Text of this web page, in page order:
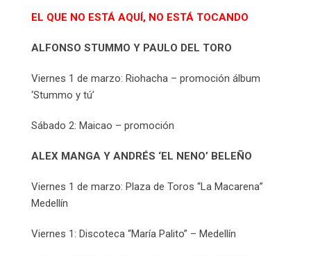
EL QUE NO ESTÁ AQUÍ, NO ESTÁ TOCANDO
ALFONSO STUMMO Y PAULO DEL TORO
Viernes 1 de marzo: Riohacha – promoción álbum
‘Stummo y tú’
Sábado 2: Maicao – promoción
ALEX MANGA Y ANDRÉS ‘EL NENO’ BELEÑO
Viernes 1 de marzo: Plaza de Toros “La Macarena”
Medellín
Viernes 1: Discoteca “María Palito” – Medellín